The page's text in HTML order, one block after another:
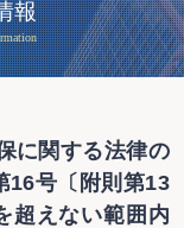
報
に関する法律の
16号〔附則第13
えない範囲内